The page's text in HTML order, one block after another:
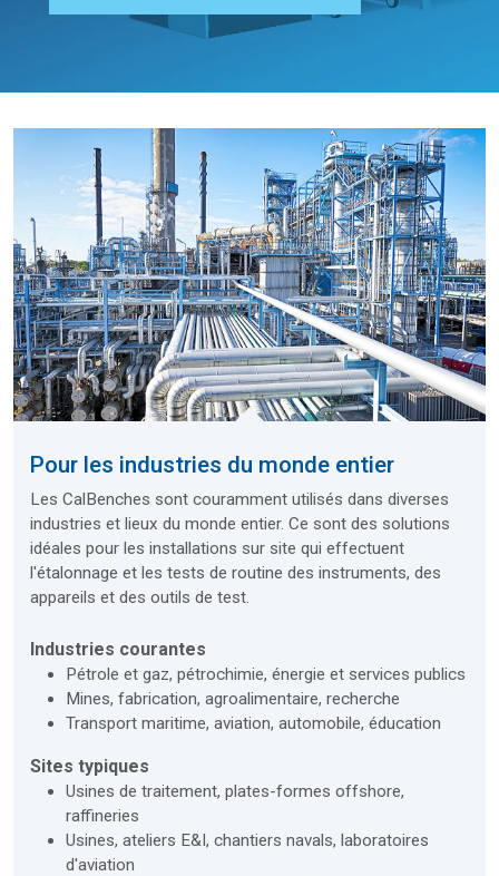
Pour les industries du monde entier
Les CalBenches sont couramment utilisés dans diverses
industries et lieux du monde entier. Ce sont des solutions
idéales pour les installations sur site qui effectuent
l'étalonnage et les tests de routine des instruments, des
appareils et des outils de test.
Industries courantes
Pétrole et gaz, pétrochimie, énergie et services publics
Mines, fabrication, agroalimentaire, recherche
Transport maritime, aviation, automobile, éducation
Sites typiques
Usines de traitement, plates-formes offshore,
raffineries
Usines, ateliers E&I, chantiers navals, laboratoires
d'aviation